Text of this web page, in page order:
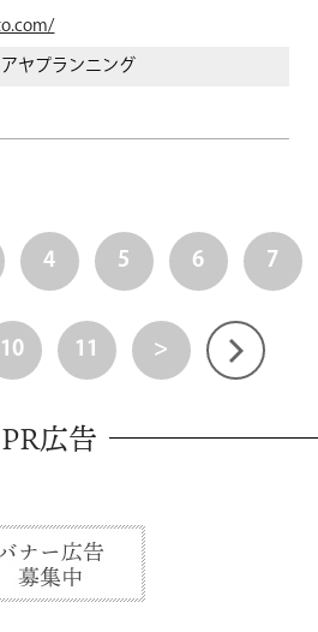
ヤプランニング
4 5 6 7
10 11 >
PR広告